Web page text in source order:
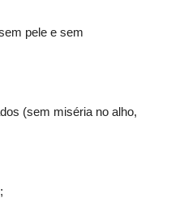
pele e sem
(sem miséria no alho,